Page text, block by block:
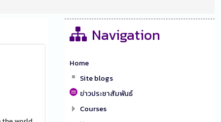
Navigation
Home
Site blogs
ข่าวประชาสัมพันธ์
Courses